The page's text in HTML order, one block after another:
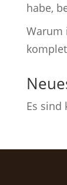
habe,
Warum
Es sind